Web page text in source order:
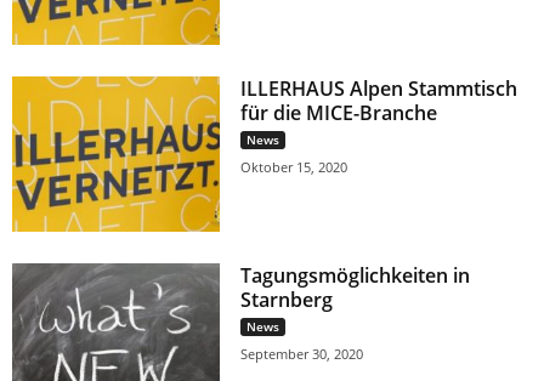
ILLERHAUS Alpen Stammtisch
für die MICE-Branche
News
Oktober 15, 2020
Tagungsmöglichkeiten in
Starnberg
News
September 30, 2020